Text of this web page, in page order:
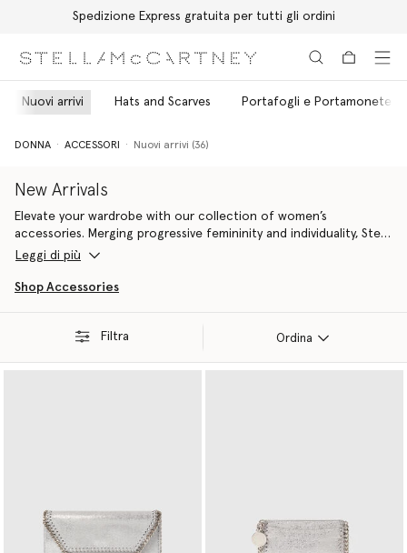
Spedizione Express gratuita per tutti gli ordini
Nuovi arrivi Hats and Scarves Portafogli e Portamonete
DONNA ACCESSORI Nuovi arrivi (36)
New Arrivals
Elevate your wardrobe with our collection of women’s
accessories. Merging progressive femininity and individuality, Stella
McCartney's range of New women's fashion accessories are
Leggi di più
Shop Accessories
Filtra Ordina